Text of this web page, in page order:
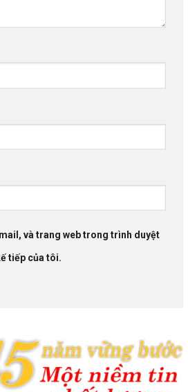
và trang web trong trình duyệt
tiếp của tôi.